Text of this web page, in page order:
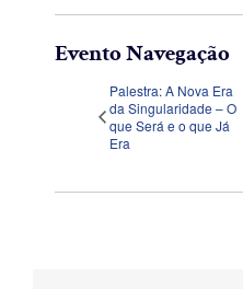
Evento Navegação
Palestra: A Nova Era
da Singularidade – O
que Será e o que Já
Era